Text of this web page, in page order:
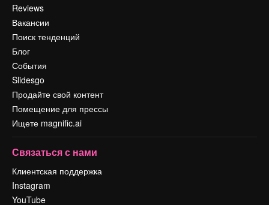
Reviews
Вакансии
Поиск тенденций
Блог
События
Slidesgo
Продайте свой контент
Помещение для прессы
Ищете magnific.ai
Связаться с нами
Клиентская поддержка
Instagram
YouTube